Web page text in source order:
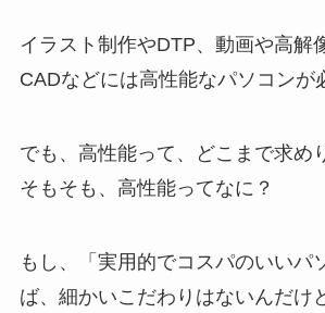
イラスト制作やDTP、動画や高解
CADなどには高性能なパソコンが
でも、高性能って、どこまで求
そもそも、高性能ってなに？
もし、「実用的でコスパのいいパ
ば、細かいこだわりはないんだけ